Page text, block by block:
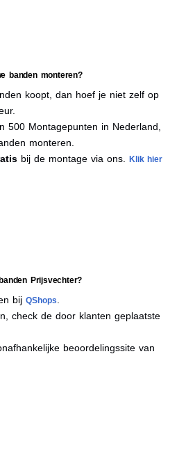
banden monteren?
koopt, dan hoef je niet zelf op
500 Montagepunten in Nederland,
monteren.
bij de montage via ons. Klik hier
Prijsvechter?
bij QShops
check de door klanten geplaatste
beoordelingssite van